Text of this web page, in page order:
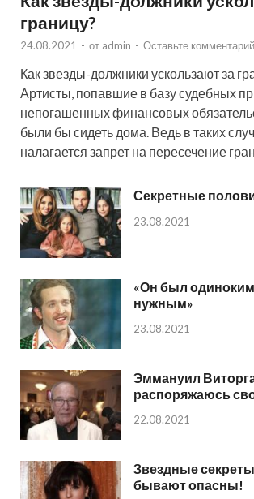
границу?
24.08.2021 - от admin - Оставьте комментарий
Как звезды-должники ускользают за
Артисты, попавшие в базу судебных
непогашенных финансовых
были бы сидеть дома. Ведь в таких
налагается запрет на пересечение
Секретные
23.08.2021
«Он был
нужным»
23.08.2021
Эммануил
распоряжаюсь
22.08.2021
Звездные
бывают опасны!